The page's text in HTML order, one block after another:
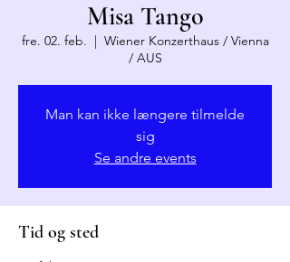
Misa Tango
fre. 02. feb.
  |
Wiener Konzerthaus / Vienna
/ AUS
Man kan ikke længere tilmelde
sig
Se andre events
Tid og sted